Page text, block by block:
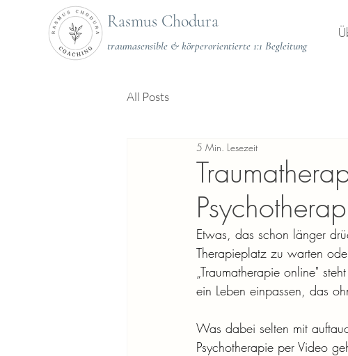
Rasmus Chodura
traumasensible & körperorientierte 1:1 Begleitung
All Posts
5 Min. Lesezeit
Etwas, das schon länger
Therapieplatz zu warten
„Traumatherapie online"
ein Leben einpassen, das
Was dabei selten mit
Psychotherapie per Video